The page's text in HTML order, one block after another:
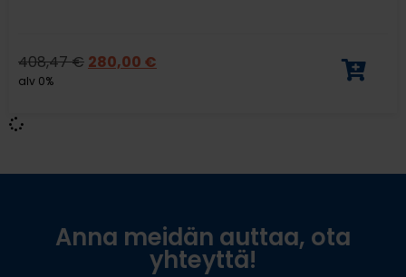
408,47€ 280,00 €
alv 0%
Anna meidän auttaa, ota
yhteyttä!